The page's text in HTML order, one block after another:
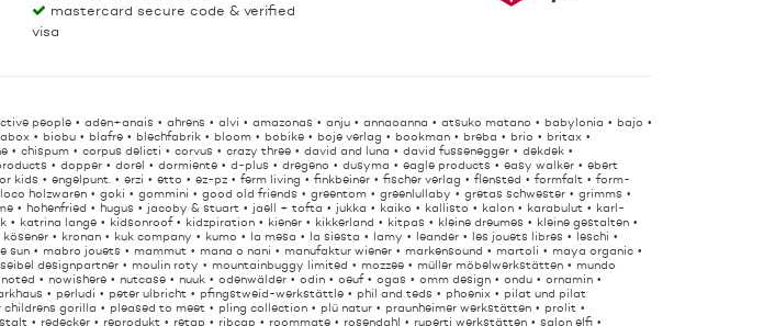
mastercard secure code & verified
visa
people aden+anais ahrens alvi amazonas anju annaoanna atsuko matano babylonia
bajo
biobu blafre blechfabrik bloom bobike boje verlag bookman breba brio
britax
chispum corpus delicti corvus crazy three david and luna david fussenegger
dekdek
dopper dorel dormiente d-plus dregeno dusyma eagle products easy walker
ebert
kids engelpunt. erzi etto ez-pz ferm living finkbeiner fischer verlag flensted formfalt
form-
holzwaren goki gommini good old friends greentom greenlullaby gretas schwester
grimms
hohenfried hugus jacoby & stuart jaell + tofta jukka kaiko kallisto kalon karabulut
karl-
katrina lange kidsonroof kidzpiration kiener kikkerland kitpas kleine dreumes
kleine gestalten
kösener kronan kuk company kumo la mesa la siesta lamy leander les jouets libres
leschi
sun mabro jouets mammut mana o nani manufaktur wiener markensound martoli
maya organic
designpartner moulin roty mountainbuggy limited mozzee müller möbelwerkstätten
mundo
noted nowishere nutcase nuuk odenwälder odin oeuf ogas omm design ondu
ornamin
perludi peter ulbricht pfingstweid-werkstättle phil and teds phoenix
pilat und pilat
childrens gorilla pleased to meet pling collection plü natur praunheimer werkstätten
prolit